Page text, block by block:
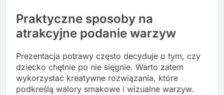
Praktyczne sposoby na
atrakcyjne podanie warzyw
Prezentacja potrawy często decyduje o tym, czy
dziecko chętnie po nie sięgnie. Warto zatem
wykorzystać kreatywne rozwiązania, które
podkreślą walory smakowe i wizualne warzyw.